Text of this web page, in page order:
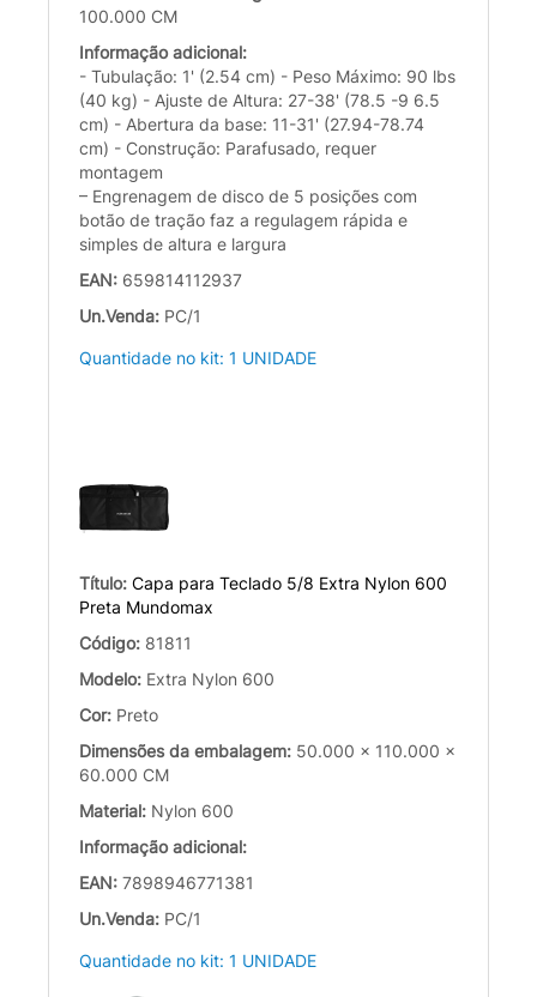
100.000 CM
Informação adicional:
- Tubulação: 1' (2.54 cm) - Peso Máximo: 90 lbs
(40 kg) - Ajuste de Altura: 27-38' (78.5 -9 6.5
cm) - Abertura da base: 11-31' (27.94-78.74
cm) - Construção: Parafusado, requer
montagem
– Engrenagem de disco de 5 posições com
botão de tração faz a regulagem rápida e
simples de altura e largura
EAN: 659814112937
Un.Venda: PC/1
Quantidade no kit: 1 UNIDADE
Título: Capa para Teclado 5/8 Extra Nylon 600
Preta Mundomax
Código: 81811
Modelo: Extra Nylon 600
Cor: Preto
Dimensões da embalagem: 50.000 x 110.000 x
60.000 CM
Material: Nylon 600
Informação adicional:
EAN: 7898946771381
Un.Venda: PC/1
Quantidade no kit: 1 UNIDADE